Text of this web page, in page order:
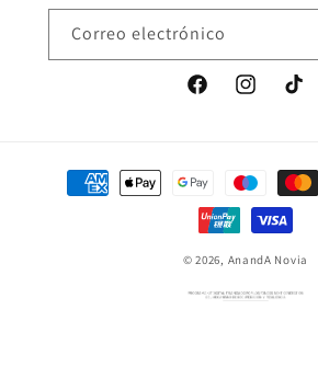
Correo electrónico
FacebookInstagramTikTok
Formas
© 2026, AnandA Novia